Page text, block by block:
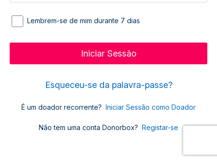
Lembrem-se de mim durante 7 dias
Esqueceu-se da palavra-passe?
É um doador recorrente? Iniciar Sessão como Doador
Não tem uma conta Donorbox? Registar-se